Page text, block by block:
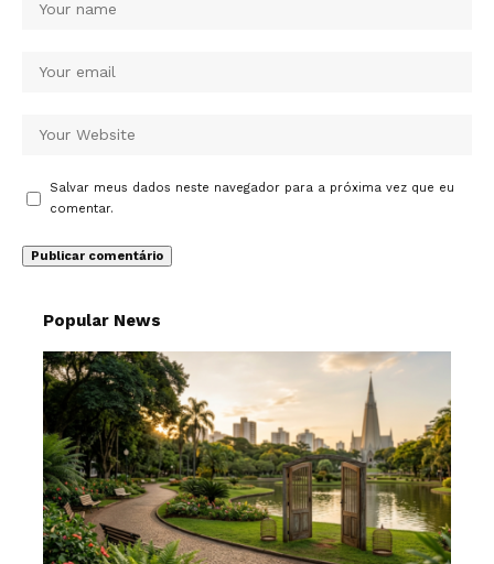
Salvar meus dados neste navegador para a próxima vez que eu
comentar.
Popular News